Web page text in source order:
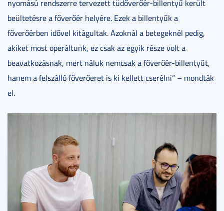
nyomású rendszerre tervezett tüdőverőér-billentyű került
beültetésre a főverőér helyére. Ezek a billentyűk a
főverőérben idővel kitágultak. Azoknál a betegeknél pedig,
akiket most operáltunk, ez csak az egyik része volt a
beavatkozásnak, mert náluk nemcsak a főverőér-billentyűt,
hanem a felszálló főverőeret is ki kellett cserélni” – mondták
el.